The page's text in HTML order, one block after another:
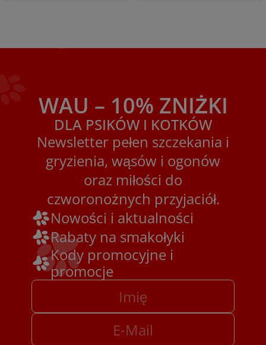
WAU – 10% ZNIŻKI
DLA PSIKÓW I KOTKÓW
Newsletter pełen szczekania i
gryzienia, wąsów i ogonów
oraz miłości do
czworonożnych przyjaciół.
Nowości i aktualności
Rabaty na smakołyki
Kody promocyjne i
promocje